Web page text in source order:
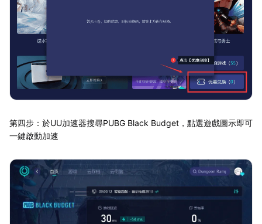
第四步：於UU加速器搜尋PUBG Black Budget，點選遊戲圖示即可
一鍵啟動加速